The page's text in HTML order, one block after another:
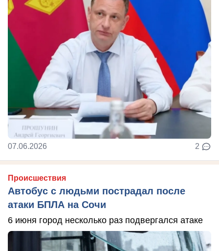
07.06.2026 2
Происшествия
Автобус с людьми пострадал после
атаки БПЛА на Сочи
6 июня город несколько раз подвергался атаке